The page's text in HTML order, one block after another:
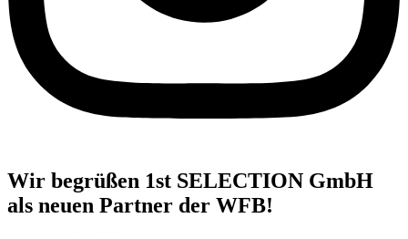
Wir begrüßen 1st SELECTION GmbH
als neuen Partner der WFB!